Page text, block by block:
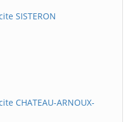
SISTERON
CHATEAU-ARNOUX-